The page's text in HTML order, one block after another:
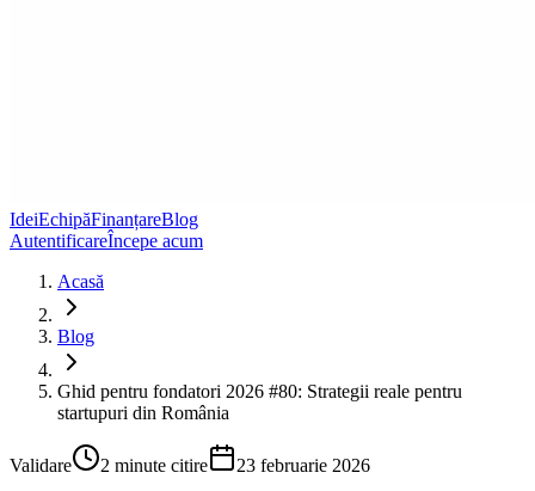
IdeiEchipăFinanțareBlog
AutentificareÎncepe acum
Acasă
Blog
Ghid pentru fondatori 2026 #80: Strategii reale pentru
startupuri din România
Validare 2 minute citire 23 februarie 2026